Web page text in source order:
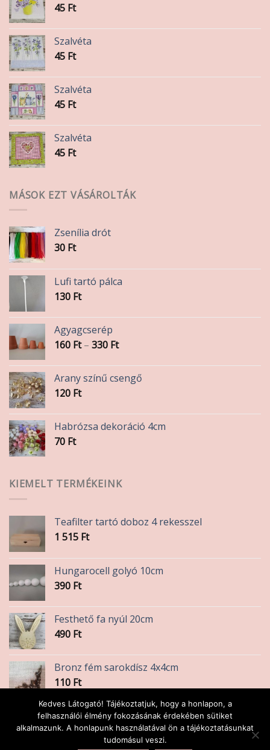
45 Ft
Szalvéta
45 Ft
Szalvéta
45 Ft
Szalvéta
45 Ft
MÁSOK EZT VÁSÁROLTÁK
Zsenília drót
30 Ft
Lufi tartó pálca
130 Ft
Agyagcserép
160 Ft – 330 FtÁrtartomány:
-
330 Ft
Arany színű csengő
120 Ft
Habrózsa dekoráció 4cm
70 Ft
KIEMELT TERMÉKEINK
Teafilter tartó doboz 4 rekesszel
1 515 Ft
Hungarocell golyó 10cm
390 Ft
Festhető fa nyúl 20cm
490 Ft
Bronz fém sarokdísz 4x4cm
110 Ft
Szalvéta baglyos
45Ft
Kedves Látogató! Tájékoztatjuk, hogy a honlapon, a
felhasználói élmény fokozásának érdekében sütiket
alkalmazunk. A honlapunk használatával ön a tájékoztatásunkat
tudomásul veszi.